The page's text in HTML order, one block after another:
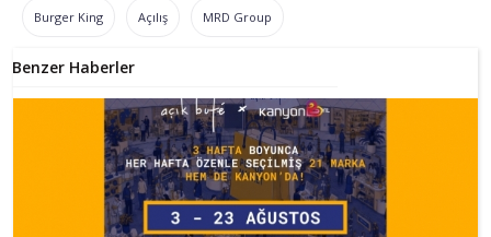
Burger King Açılış MRD Group
Benzer Haberler